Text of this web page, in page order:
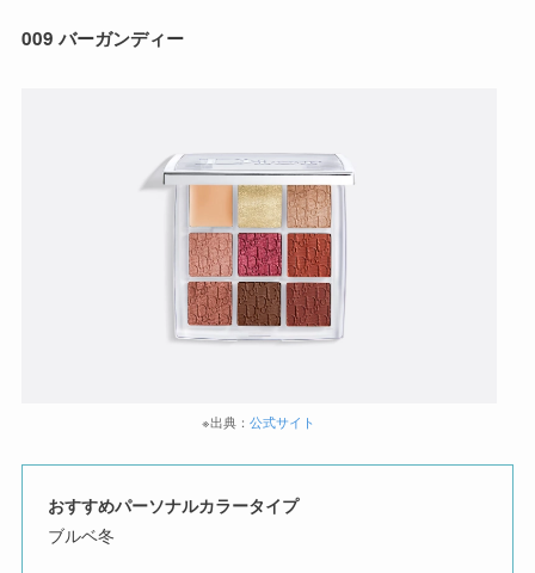
009 バーガンディー
※出典：公式サイト
おすすめパーソナルカラータイプ
ブルベ冬